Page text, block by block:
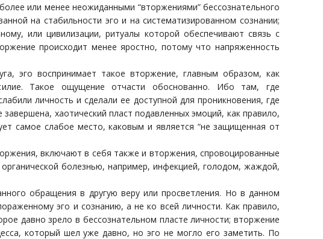
или менее неожиданными “вторжениями” бессознательного
на стабильности эго и на систематизированном сознании;
или цивилизации, ритуалы которой обеспечивают связь с
происходит менее яростно, потому что напряженность
эго воспринимает такое вторжение, главным образом, как
Такое ощущение отчасти обоснованно. Ибо там, где
личность и сделали ее доступной для проникновения, где
хаотический пласт подавленных эмоций, как правило,
самое слабое место, каковым и является “не защищенная от
включают в себя также и вторжения, спровоцированные
болезнью, например, инфекцией, голодом, жаждой,
обращения в другую веру или просветления. Но в данном
эго и сознанию, а не ко всей личности. Как правило,
давно зрело в бессознательном пласте личности; вторжение
который шел уже давно, но эго не могло его заметить. По